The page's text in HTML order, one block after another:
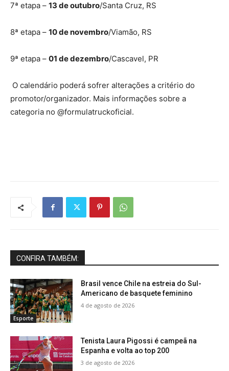
7ª etapa – 13 de outubro/Santa Cruz, RS
8ª etapa – 10 de novembro/Viamão, RS
9ª etapa – 01 de dezembro/Cascavel, PR
O calendário poderá sofrer alterações a critério do
promotor/organizador. Mais informações sobre a
categoria no @formulatruckoficial.
CONFIRA TAMBÉM:
Esporte
Brasil vence Chile na estreia do Sul-
Americano de basquete feminino
4 de agosto de 2026
Tenista Laura Pigossi é campeã na
Espanha e volta ao top 200
3 de agosto de 2026